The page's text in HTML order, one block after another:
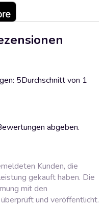
5Durchschnitt von 1
abgeben.
Kunden, die
gekauft haben. Die
mit den
und veröffentlicht.